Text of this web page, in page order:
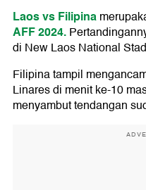
Laos vs Filipina
AFF 2024.
di New Laos National
Filipina tampil
Linares di menit ke-10
menyambut tendangan